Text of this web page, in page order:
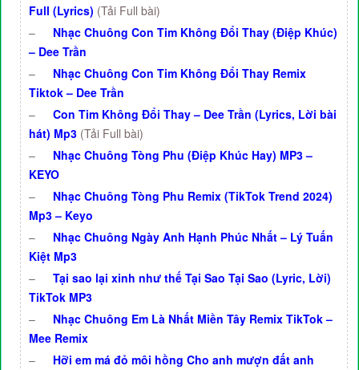
Full (Lyrics) (Tải Full bài)
–
Nhạc Chuông Con Tim Không Đổi Thay (Điệp Khúc)
– Dee Trần
–
Nhạc Chuông Con Tim Không Đổi Thay Remix
Tiktok – Dee Trần
–
Con Tim Không Đổi Thay – Dee Trần (Lyrics, Lời bài
hát) Mp3 (Tải Full bài)
–
Nhạc Chuông Tòng Phu (Điệp Khúc Hay) MP3 –
KEYO
–
Nhạc Chuông Tòng Phu Remix (TikTok Trend 2024)
Mp3 – Keyo
–
Nhạc Chuông Ngày Anh Hạnh Phúc Nhất – Lý Tuấn
Kiệt Mp3
–
Tại sao lại xinh như thế Tại Sao Tại Sao (Lyric, Lời)
TikTok MP3
–
Nhạc Chuông Em Là Nhất Miền Tây Remix TikTok –
Mee Remix
–
Hỡi em má đỏ môi hồng Cho anh mượn đất anh